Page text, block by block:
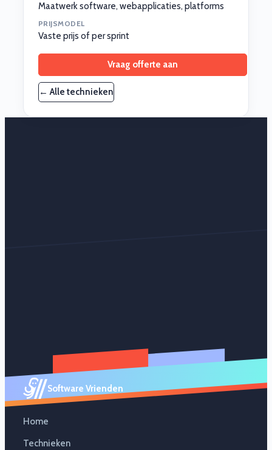
Maatwerk software, webapplicaties, platforms
PRIJSMODEL
Vaste prijs of per sprint
Vraag offerte aan
← Alle technieken
Software Vrienden
Home
Technieken